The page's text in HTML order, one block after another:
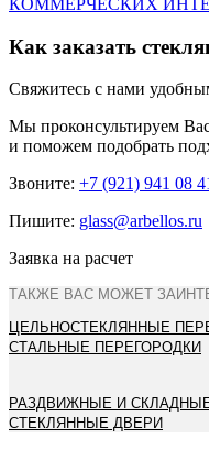
Как заказать
Свяжитесь с нами
Мы проконсультируем
и поможем подобрать
Звоните: +7 (921) 941 08
Пишите: glass@arbellos.ru
Заявка на расчет
ТАКЖЕ ВАС МОЖЕТ
ЦЕЛЬНОСТЕКЛЯННЫЕ
СТАЛЬНЫЕ ПЕРЕГОРОДКИ
РАЗДВИЖНЫЕ И
СТЕКЛЯННЫЕ ДВЕРИ